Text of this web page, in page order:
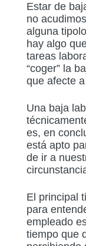
Estar de
no
alguna
hay algo
tareas
“coger” la
que afecte
Una baja
es, en
está apto
de ir a
El principal
para
empleado
tiempo que